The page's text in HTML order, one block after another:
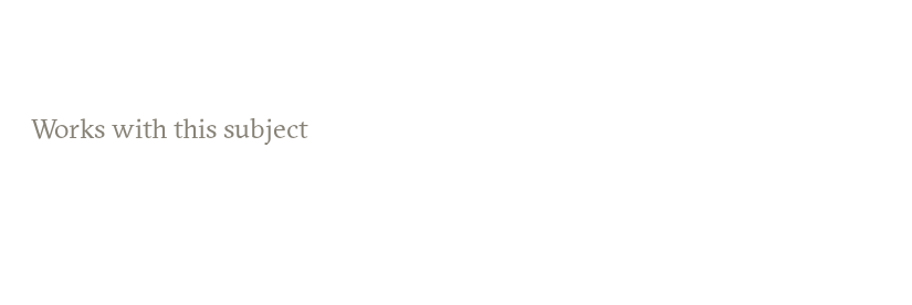
Works with this subject